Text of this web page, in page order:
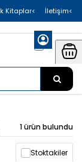
>İletişim
>Yayımlanacak Kitaplar
1 ürün bulundu
Stoktakiler